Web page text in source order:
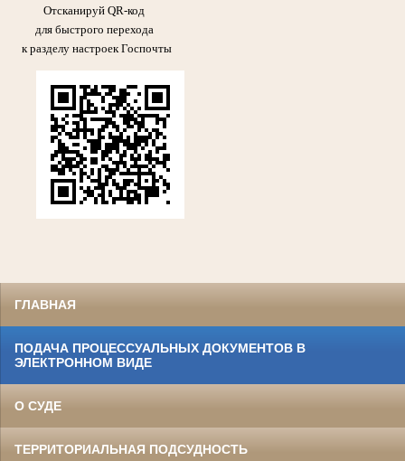
Отсканируй QR-код
для быстрого перехода
к разделу настроек Госпочты
ГЛАВНАЯ
ПОДАЧА ПРОЦЕССУАЛЬНЫХ ДОКУМЕНТОВ В
ЭЛЕКТРОННОМ ВИДЕ
О СУДЕ
ТЕРРИТОРИАЛЬНАЯ ПОДСУДНОСТЬ